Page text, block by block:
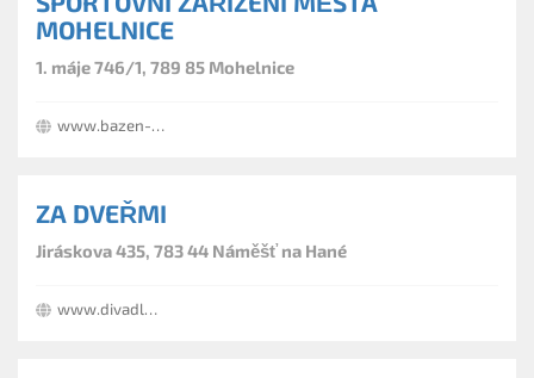
MOHELNICE
1. máje 746/1, 789 85 Mohelnice
www.bazen-mohelnice.cz
ZA DVEŘMI
Jiráskova 435, 783 44 Náměšť na Hané
www.divadlo-zadvermi.cz